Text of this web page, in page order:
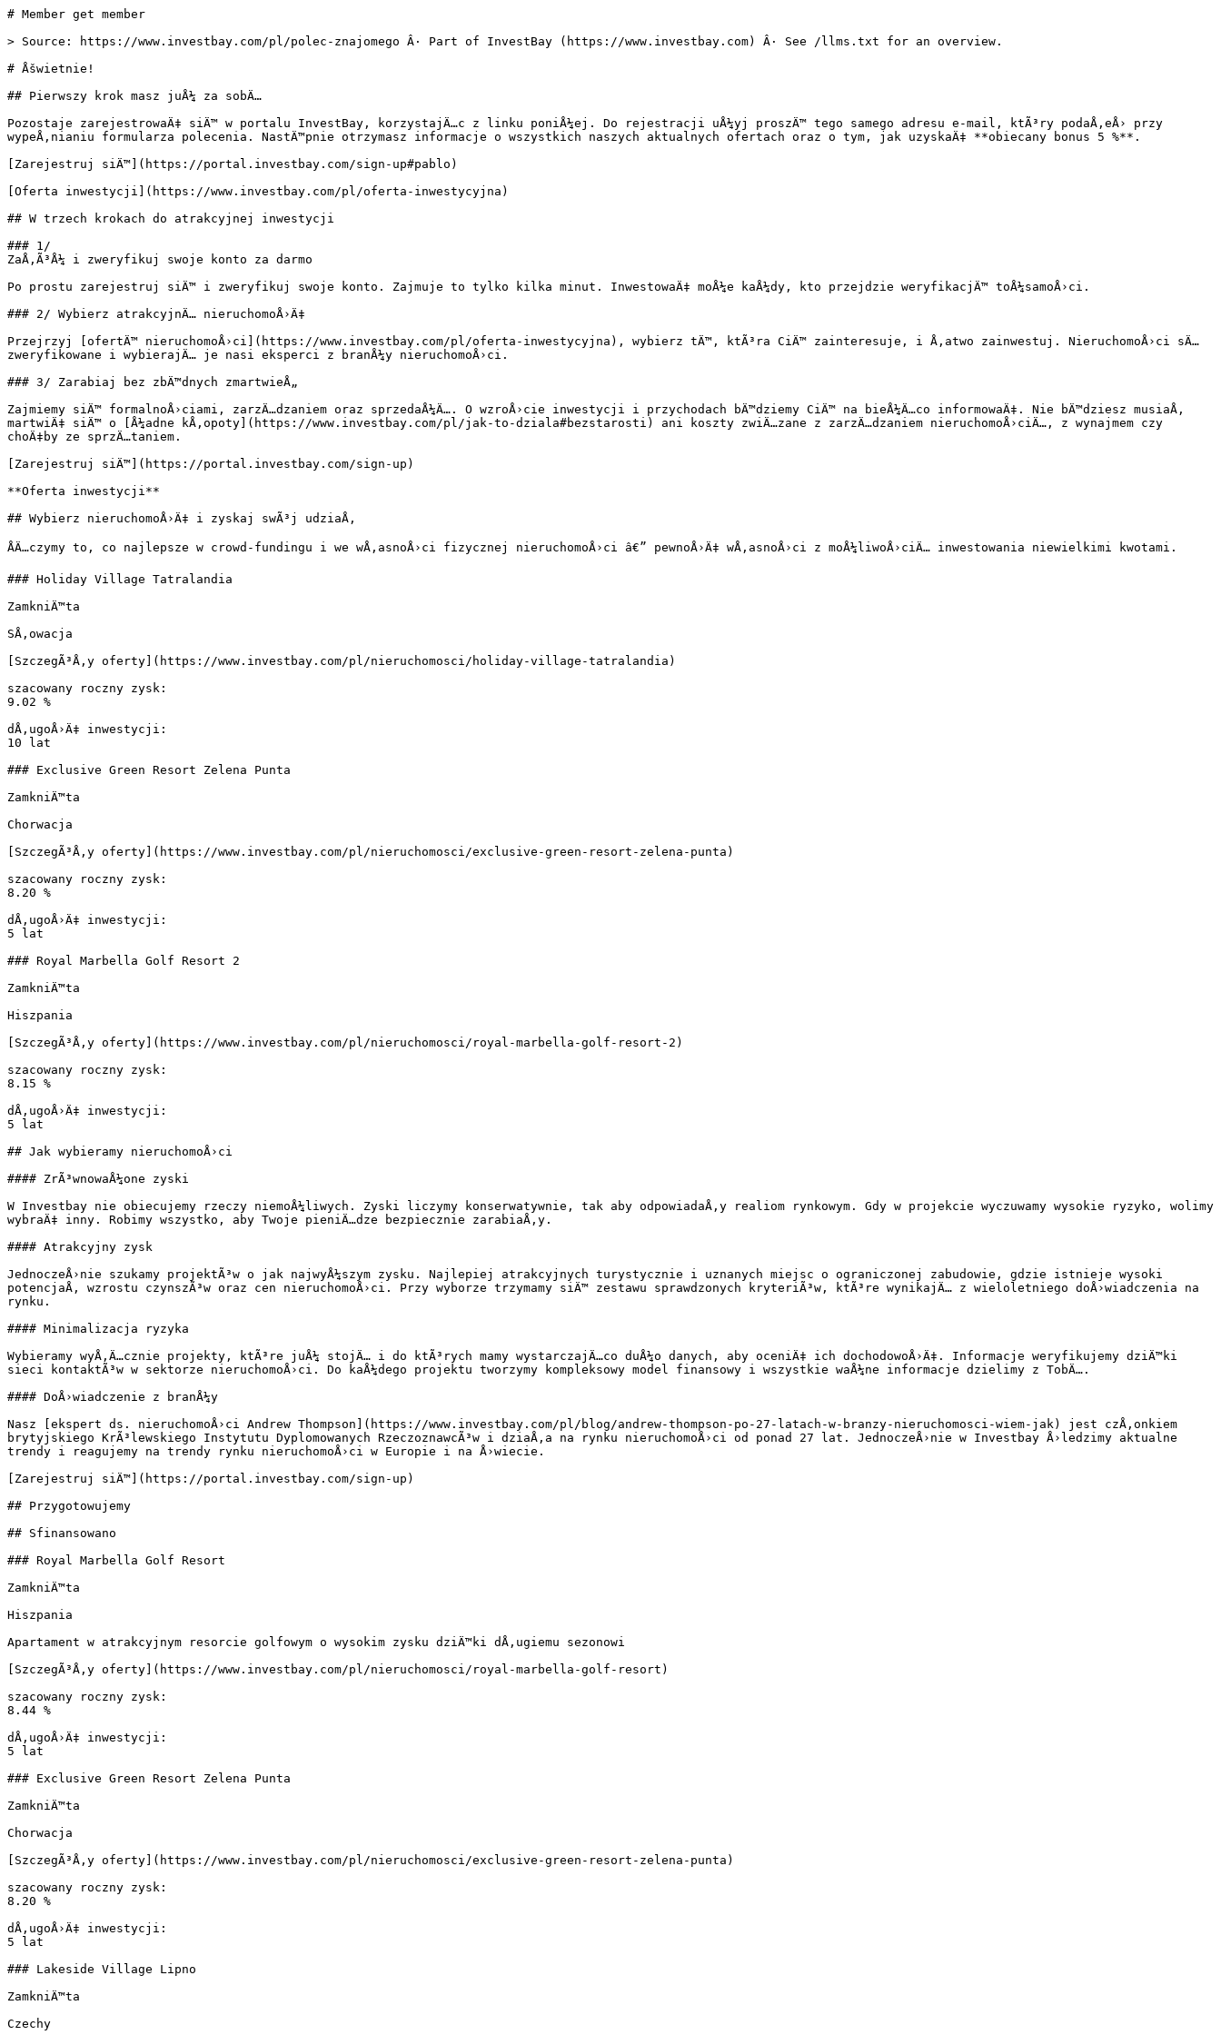
# Member get member
> Source: https://www.investbay.com/pl/polec-znajomego Â· Part of InvestBay (https://www.investbay.com) Â· See /llms.txt for an overview.
# Åšwietnie!
## Pierwszy krok masz juÅ¼ za sobÄ…
Pozostaje zarejestrowaÄ‡ siÄ™ w portalu InvestBay, korzystajÄ…c z linku poniÅ¼ej. Do rejestracji uÅ¼yj proszÄ™ tego samego adresu e-mail, ktÃ³ry podaÅ‚eÅ› przy
wypeÅ‚nianiu formularza polecenia. NastÄ™pnie otrzymasz informacje o wszystkich naszych aktualnych ofertach oraz o tym, jak uzyskaÄ‡ **obiecany bonus 5 %**.
[Zarejestruj siÄ™](https://portal.investbay.com/sign-up#pablo)
[Oferta inwestycji](https://www.investbay.com/pl/oferta-inwestycyjna)
## W trzech krokach do atrakcyjnej inwestycji
### 1/
ZaÅ‚Ã³Å¼ i zweryfikuj swoje konto za darmo
Po prostu zarejestruj siÄ™ i zweryfikuj swoje konto. Zajmuje to tylko kilka minut. InwestowaÄ‡ moÅ¼e kaÅ¼dy, kto przejdzie weryfikacjÄ™ toÅ¼samoÅ›ci.
### 2/ Wybierz atrakcyjnÄ… nieruchomoÅ›Ä‡
Przejrzyj [ofertÄ™ nieruchomoÅ›ci](https://www.investbay.com/pl/oferta-inwestycyjna), wybierz tÄ™, ktÃ³ra CiÄ™ zainteresuje, i Å‚atwo zainwestuj. NieruchomoÅ›ci sÄ…
zweryfikowane i wybierajÄ… je nasi eksperci z branÅ¼y nieruchomoÅ›ci.
### 3/ Zarabiaj bez zbÄ™dnych zmartwieÅ„
Zajmiemy siÄ™ formalnoÅ›ciami, zarzÄ…dzaniem oraz sprzedaÅ¼Ä…. O wzroÅ›cie inwestycji i przychodach bÄ™dziemy CiÄ™ na bieÅ¼Ä…co informowaÄ‡. Nie bÄ™dziesz musiaÅ‚
martwiÄ‡ siÄ™ o [Å¼adne kÅ‚opoty](https://www.investbay.com/pl/jak-to-dziala#bezstarosti) ani koszty zwiÄ…zane z zarzÄ…dzaniem nieruchomoÅ›ciÄ…, z wynajmem czy
choÄ‡by ze sprzÄ…taniem.
[Zarejestruj siÄ™](https://portal.investbay.com/sign-up)
**Oferta inwestycji**
## Wybierz nieruchomoÅ›Ä‡ i zyskaj swÃ³j udziaÅ‚
ÅÄ…czymy to, co najlepsze w crowd-fundingu i we wÅ‚asnoÅ›ci fizycznej nieruchomoÅ›ci â€” pewnoÅ›Ä‡ wÅ‚asnoÅ›ci z moÅ¼liwoÅ›ciÄ… inwestowania niewielkimi kwotami.
### Holiday Village Tatralandia
ZamkniÄ™ta
SÅ‚owacja
[SzczegÃ³Å‚y oferty](https://www.investbay.com/pl/nieruchomosci/holiday-village-tatralandia)
szacowany roczny zysk:
9.02 %
dÅ‚ugoÅ›Ä‡ inwestycji:
10 lat
### Exclusive Green Resort Zelena Punta
ZamkniÄ™ta
Chorwacja
[SzczegÃ³Å‚y oferty](https://www.investbay.com/pl/nieruchomosci/exclusive-green-resort-zelena-punta)
szacowany roczny zysk:
8.20 %
dÅ‚ugoÅ›Ä‡ inwestycji:
5 lat
### Royal Marbella Golf Resort 2
ZamkniÄ™ta
Hiszpania
[SzczegÃ³Å‚y oferty](https://www.investbay.com/pl/nieruchomosci/royal-marbella-golf-resort-2)
szacowany roczny zysk:
8.15 %
dÅ‚ugoÅ›Ä‡ inwestycji:
5 lat
## Jak wybieramy nieruchomoÅ›ci
#### ZrÃ³wnowaÅ¼one zyski
W Investbay nie obiecujemy rzeczy niemoÅ¼liwych. Zyski liczymy konserwatywnie, tak aby odpowiadaÅ‚y realiom rynkowym. Gdy w projekcie wyczuwamy wysokie ryzyko, wolimy
wybraÄ‡ inny. Robimy wszystko, aby Twoje pieniÄ…dze bezpiecznie zarabiaÅ‚y.
#### Atrakcyjny zysk
JednoczeÅ›nie szukamy projektÃ³w o jak najwyÅ¼szym zysku. Najlepiej atrakcyjnych turystycznie i uznanych miejsc o ograniczonej zabudowie, gdzie istnieje wysoki
potencjaÅ‚ wzrostu czynszÃ³w oraz cen nieruchomoÅ›ci. Przy wyborze trzymamy siÄ™ zestawu sprawdzonych kryteriÃ³w, ktÃ³re wynikajÄ… z wieloletniego doÅ›wiadczenia na
rynku.
#### Minimalizacja ryzyka
Wybieramy wyÅ‚Ä…cznie projekty, ktÃ³re juÅ¼ stojÄ… i do ktÃ³rych mamy wystarczajÄ…co duÅ¼o danych, aby oceniÄ‡ ich dochodowoÅ›Ä‡. Informacje weryfikujemy dziÄ™ki
sieci kontaktÃ³w w sektorze nieruchomoÅ›ci. Do kaÅ¼dego projektu tworzymy kompleksowy model finansowy i wszystkie waÅ¼ne informacje dzielimy z TobÄ….
#### DoÅ›wiadczenie z branÅ¼y
Nasz [ekspert ds. nieruchomoÅ›ci Andrew Thompson](https://www.investbay.com/pl/blog/andrew-thompson-po-27-latach-w-branzy-nieruchomosci-wiem-jak) jest czÅ‚onkiem
brytyjskiego KrÃ³lewskiego Instytutu Dyplomowanych RzeczoznawcÃ³w i dziaÅ‚a na rynku nieruchomoÅ›ci od ponad 27 lat. JednoczeÅ›nie w Investbay Å›ledzimy aktualne
trendy i reagujemy na trendy rynku nieruchomoÅ›ci w Europie i na Å›wiecie.
[Zarejestruj siÄ™](https://portal.investbay.com/sign-up)
## Przygotowujemy
## Sfinansowano
### Royal Marbella Golf Resort
ZamkniÄ™ta
Hiszpania
Apartament w atrakcyjnym resorcie golfowym o wysokim zysku dziÄ™ki dÅ‚ugiemu sezonowi
[SzczegÃ³Å‚y oferty](https://www.investbay.com/pl/nieruchomosci/royal-marbella-golf-resort)
szacowany roczny zysk:
8.44 %
dÅ‚ugoÅ›Ä‡ inwestycji:
5 lat
### Exclusive Green Resort Zelena Punta
ZamkniÄ™ta
Chorwacja
[SzczegÃ³Å‚y oferty](https://www.investbay.com/pl/nieruchomosci/exclusive-green-resort-zelena-punta)
szacowany roczny zysk:
8.20 %
dÅ‚ugoÅ›Ä‡ inwestycji:
5 lat
### Lakeside Village Lipno
ZamkniÄ™ta
Czechy